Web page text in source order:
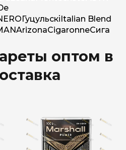
Гуцульскі Italian Blend
ArizonaCigaronneСига
оптом в